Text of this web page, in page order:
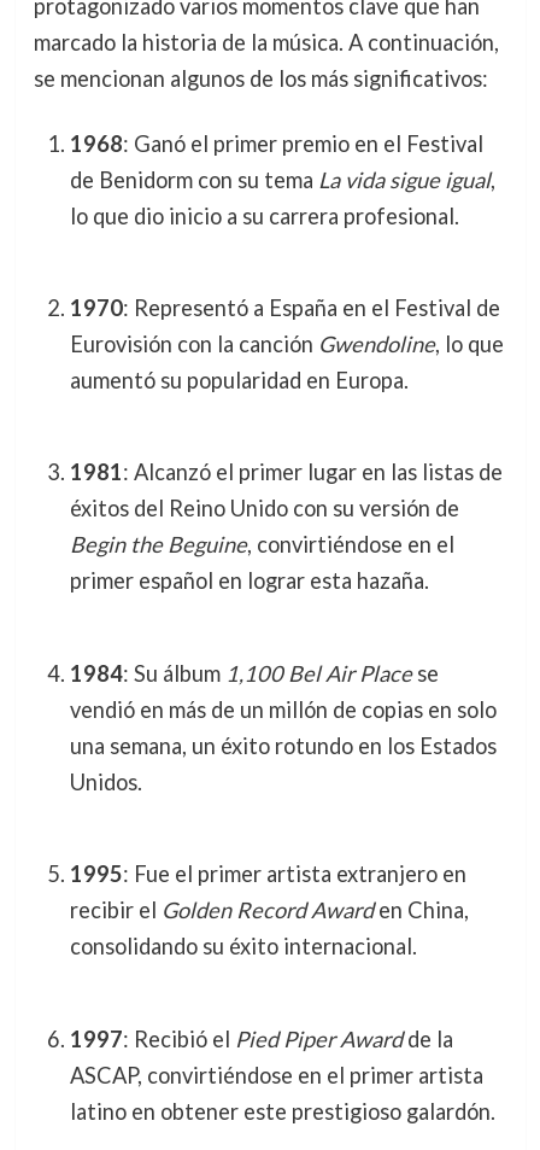
protagonizado varios momentos clave que han
marcado la historia de la música. A continuación,
se mencionan algunos de los más significativos:
1968: Ganó el primer premio en el Festival
de Benidorm con su tema La vida sigue igual,
lo que dio inicio a su carrera profesional.
1970: Representó a España en el Festival de
Eurovisión con la canción Gwendoline, lo que
aumentó su popularidad en Europa.
1981: Alcanzó el primer lugar en las listas de
éxitos del Reino Unido con su versión de
Begin the Beguine, convirtiéndose en el
primer español en lograr esta hazaña.
1984: Su álbum 1,100 Bel Air Placese
vendió en más de un millón de copias en solo
una semana, un éxito rotundo en los Estados
Unidos.
1995: Fue el primer artista extranjero en
recibir el Golden Record Awarden China,
consolidando su éxito internacional.
1997: Recibió el Pied Piper Awardde la
ASCAP, convirtiéndose en el primer artista
latino en obtener este prestigioso galardón.